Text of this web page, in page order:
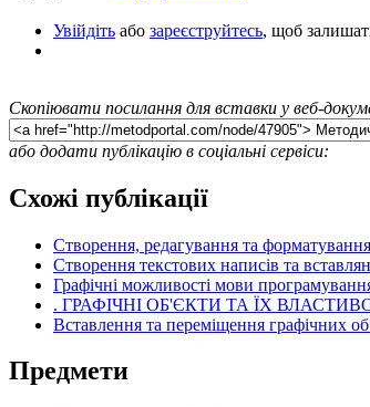
Увійдіть або зареєструйтесь, щоб
Скопіювати посилання для вставки у веб-
або додати публікацію в соціальні сервіси:
Схожі публікації
Створення, редагування та
Створення текстових написів та
Графічні можливості мови
. ГРАФІЧНІ ОБ'ЄКТИ ТА ЇХ
Вставлення та переміщення графічних
Предмети